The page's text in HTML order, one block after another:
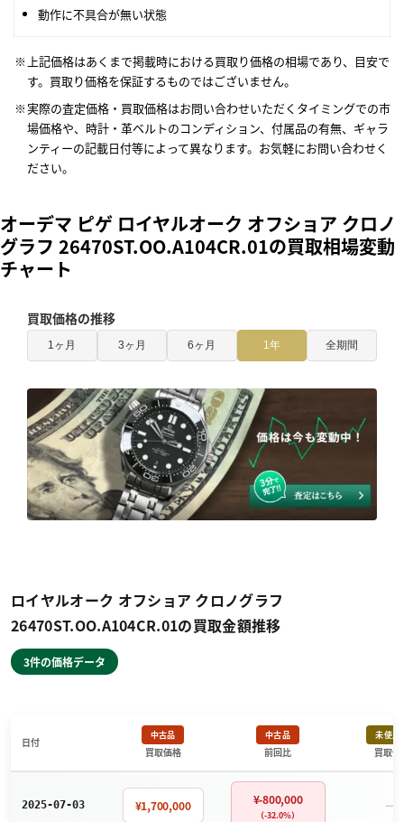
動作に不具合が無い状態
上記価格はあくまで掲載時における買取り価格の相場であり、目安で
す。買取り価格を保証するものではございません。
実際の査定価格・買取価格はお問い合わせいただくタイミングでの市
場価格や、時計・革ベルトのコンディション、付属品の有無、ギャラ
ンティーの記載日付等によって異なります。お気軽にお問い合わせく
ださい。
オーデマ ピゲ ロイヤルオーク オフショア クロノ
グラフ 26470ST.OO.A104CR.01の買取相場変動
チャート
買取価格の推移
1ヶ月 3ヶ月 6ヶ月 1年 全期間
ロイヤルオーク オフショア クロノグラフ
26470ST.OO.A104CR.01の買取金額推移
3件の価格データ
日付
中古品
買取価格
中古品
前回比
未使用
買取価
2025-07-03 ¥1,700,000 ¥-800,000
（-32.0%） －